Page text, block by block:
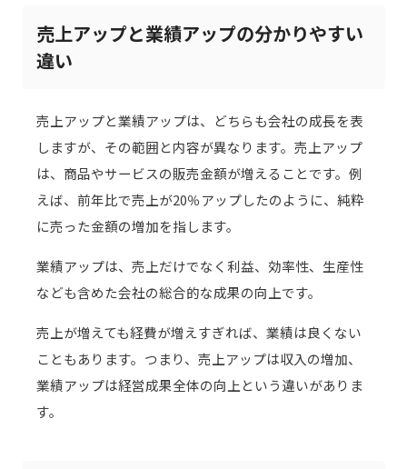
売上アップと業績アップの分かりやすい
違い
売上アップと業績アップは、どちらも会社の成長を表
しますが、その範囲と内容が異なります。売上アップ
は、商品やサービスの販売金額が増えることです。例
えば、前年比で売上が20％アップしたのように、純粋
に売った金額の増加を指します。
業績アップは、売上だけでなく利益、効率性、生産性
なども含めた会社の総合的な成果の向上です。
売上が増えても経費が増えすぎれば、業績は良くない
こともあります。つまり、売上アップは収入の増加、
業績アップは経営成果全体の向上という違いがありま
す。